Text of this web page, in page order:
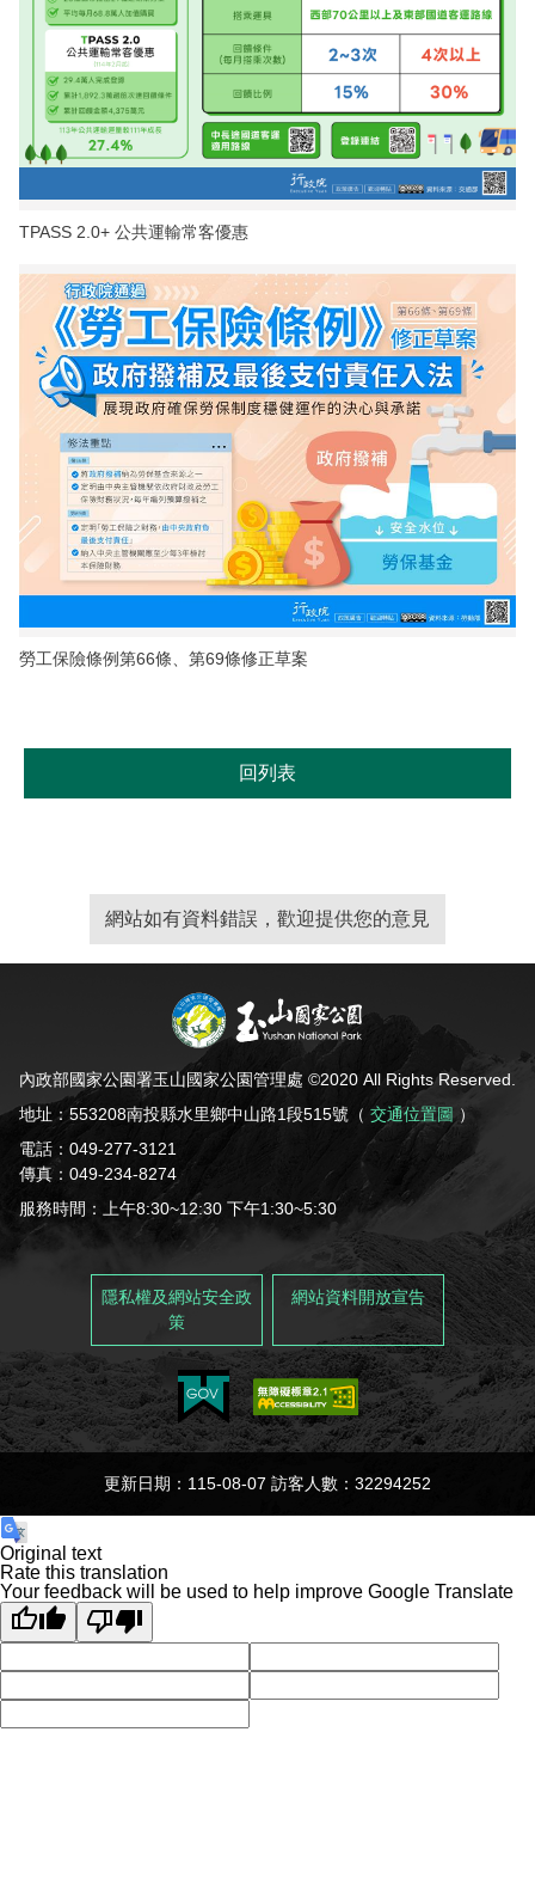
TPASS 2.0+ 公共運輸常客優惠
勞工保險條例第66條、第69條修正草案
回列表
網站如有資料錯誤，歡迎提供您的意見
內政部國家公園署玉山國家公園管理處 ©2020 All Rights Reserved.
地址：553208南投縣水里鄉中山路1段515號（ 交通位置圖 ）
電話：049-277-3121
傳真：049-234-8274
服務時間：上午8:30~12:30 下午1:30~5:30
隱私權及網站安全政
策
網站資料開放宣告
更新日期：115-08-07 訪客人數：32294252
Original text
Rate this translation
Your feedback will be used to help improve Google Translate